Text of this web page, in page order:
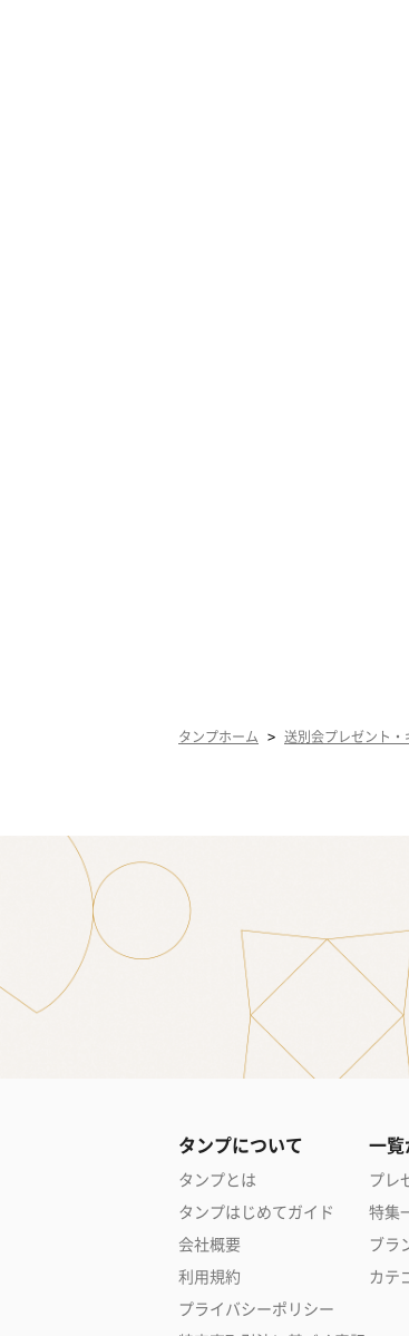
タンプホーム > 送別会プレゼント・
タンプについて
タンプとは
タンプはじめてガイド
会社概要
利用規約
プライバシーポリシー
一
プレ
特集
ブラ
カテ